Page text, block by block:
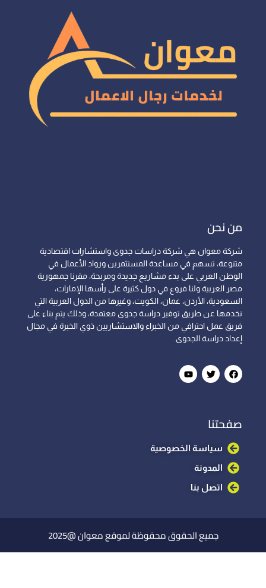
من نحن
شركة معوان هي شركة دراسات جدوى واستشارات اقتصادية
متنوعة، تسهم في مساعدة المستثمرين ورواد الأعمال في
الوطن العربي على بدء مشاريع جديدة ومربحة، مقرنا جمهورية
مصر العربية ولنا فروع في دول كثيرة على رأسها الإمارات،
السعودية، الأردن، عمان، الكويت، وغيرها من الدول العربية التي
نخدمها عن طريق توفير دراسة جدوى معتمدة، وذلك يتم بناء على
فريق عمل احترافي من الخبراء والاستشاريين ذوي الخبرة في مجال
إعداد دراسة الجدوى.
صفحتنا
سياسة الخصوصية
المدونة
اتصل بنا
جميع الحقوق محفوظة لموقع معوان @2025